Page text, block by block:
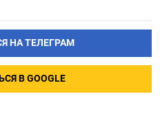
НА ТЕЛЕГРАМ
В GOOGLE